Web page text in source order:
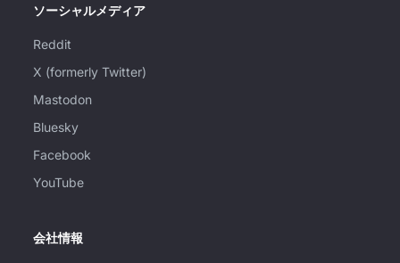
ソーシャルメディア
Reddit
X (formerly Twitter)
Mastodon
Bluesky
Facebook
YouTube
会社情報